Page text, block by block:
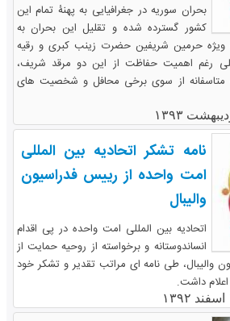
بحران سوریه در جغرافیایی به پهنۀ تمام این
کشور گسترده شده و تقلیل این بحران به
ویژه حرمین شریفین حضرت زینب کبری و رقیه
علی رغم اهمیت حفاظت از این دو مرقد شریف،
متاسفانه از سوی برخی محافل و شخصیت های
نامه تشکر اتحادیه بین المللی
امت واحده از رییس فدراسیون
والیبال
اتحادیه بین المللی امت واحده در پی اقدام
انساندوستانه و برخواسته از روحیه حمایت از
والیبال، طی نامه ای مراتب تقدیر و تشکر خود
اعلام داشت.